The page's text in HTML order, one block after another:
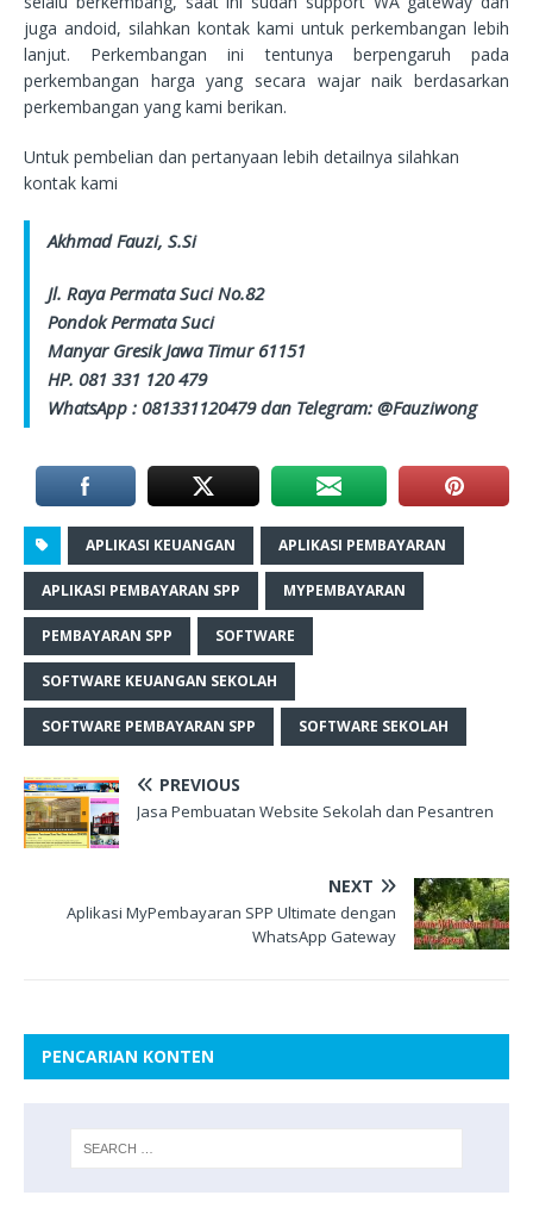
juga andoid, silahkan kontak kami untuk perkembangan lebih
lanjut. Perkembangan ini tentunya berpengaruh pada
perkembangan harga yang secara wajar naik berdasarkan
perkembangan yang kami berikan.
Untuk pembelian dan pertanyaan lebih detailnya silahkan
kontak kami
Akhmad Fauzi, S.Si
Jl. Raya Permata Suci No.82
Pondok Permata Suci
Manyar Gresik Jawa Timur 61151
HP. 081 331 120 479
WhatsApp : 081331120479 dan Telegram: @Fauziwong
APLIKASI KEUANGAN APLIKASI PEMBAYARAN
APLIKASI PEMBAYARAN SPP MYPEMBAYARAN
PEMBAYARAN SPP SOFTWARE
SOFTWARE KEUANGAN SEKOLAH
SOFTWARE PEMBAYARAN SPP SOFTWARE SEKOLAH
PREVIOUS
Jasa Pembuatan Website Sekolah dan Pesantren
NEXT
Aplikasi MyPembayaran SPP Ultimate dengan
WhatsApp Gateway
PENCARIAN KONTEN